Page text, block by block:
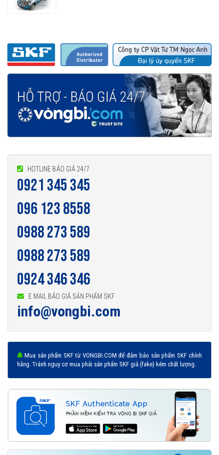
HOTLINE BÁO GIÁ 24/7
0921 345 345
096 123 8558
0988 273 589
0988 273 589
0924 346 346
E MAIL BÁO GIÁ SẢN PHẨM SKF
info@vongbi.com
Mua sản phẩm SKF từ VONGBI.COM để đảm bảo sản phẩm SKF chính
hãng. Tránh nguy cơ mua phải sản phẩm SKF giả (fake) kém chất lượng.